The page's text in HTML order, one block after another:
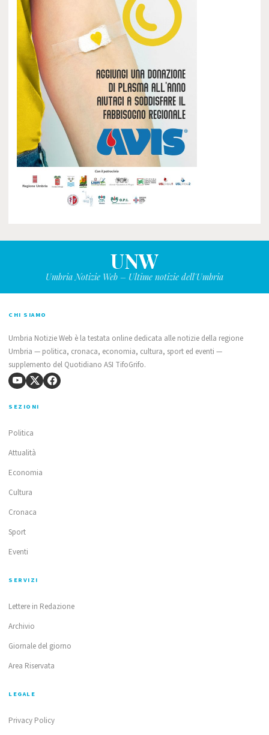
UNW
Umbria Notizie Web – Ultime notizie dell'Umbria
CHI SIAMO
Umbria Notizie Web è la testata online dedicata alle notizie della regione
Umbria — politica, cronaca, economia, cultura, sport ed eventi —
supplemento del Quotidiano ASI TifoGrifo.
SEZIONI
Politica
Attualità
Economia
Cultura
Cronaca
Sport
Eventi
SERVIZI
Lettere in Redazione
Archivio
Giornale del giorno
Area Riservata
LEGALE
Privacy Policy